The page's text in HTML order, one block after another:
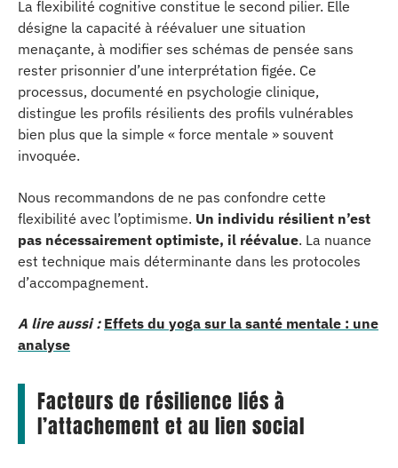
La flexibilité cognitive constitue le second pilier. Elle
désigne la capacité à réévaluer une situation
menaçante, à modifier ses schémas de pensée sans
rester prisonnier d’une interprétation figée. Ce
processus, documenté en psychologie clinique,
distingue les profils résilients des profils vulnérables
bien plus que la simple « force mentale » souvent
invoquée.
Nous recommandons de ne pas confondre cette
flexibilité avec l’optimisme. Un individu résilient n’est
pas nécessairement optimiste, il réévalue. La nuance
est technique mais déterminante dans les protocoles
d’accompagnement.
A lire aussi : Effets du yoga sur la santé mentale : une
analyse
Facteurs de résilience liés à
l’attachement et au lien social